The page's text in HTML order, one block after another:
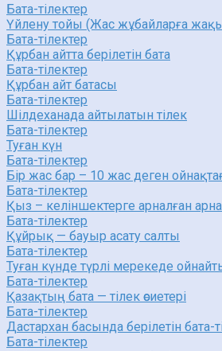
Бата-тілектер
Үйлену тойы (Жас жұбайларға
Бата-тілектер
Құрбан айтта берілетін бата
Бата-тілектер
Құрбан айт батасы
Бата-тілектер
Шілдеханада айтылатын тілек
Бата-тілектер
Туған күн
Бата-тілектер
Бір жас бар – 10 жас деген
Бата-тілектер
Қыз – келіншектерге арналған
Бата-тілектер
Құйрық — бауыр асату салты
Бата-тілектер
Туған күнде түрлі мерекеде
Бата-тілектер
Қазақтың бата — тілек өсиетері
Бата-тілектер
Дастархан басында берілетін бата-
Бата-тілектер